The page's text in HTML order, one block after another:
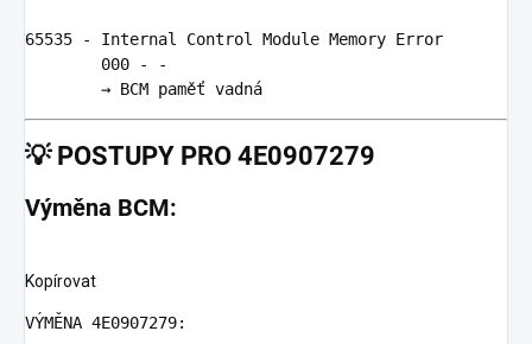
65535 - Internal Control Module Memory Error
000
-
-
        →
BCM paměť vadn
💡 POSTUPY PRO 4E0907279
Výměna BCM:
Kopírovat
VÝMĚNA 4E0907279: